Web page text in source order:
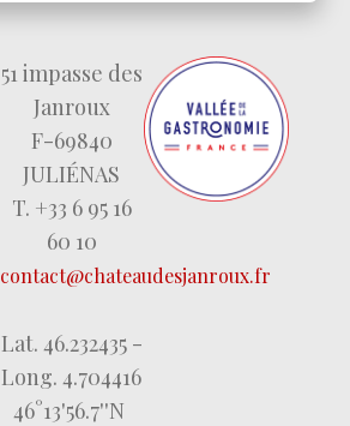
51 impasse des
Janroux
F-69840
JULIÉNAS
T. +33 6 95 16
60 10
contact@chateaudesjanroux.fr
Lat. 46.232435 -
Long. 4.704416
46°13'56.7''N